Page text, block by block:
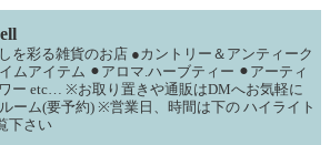
を彩る雑貨のお店 ●カントリー＆アンティーク
ムアイテム ⚫︎アロマ.ハーブティー ⚫︎アーティ
ー etc… ※お取り置きや通販はDMへお気軽に
ーム(要予約)※営業日、時間は下の ハイライト
下さい